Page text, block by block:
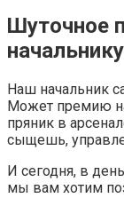
Шуточное
Наш начальник
Может премию
пряник в
сыщешь,
И сегодня, в
мы вам хотим